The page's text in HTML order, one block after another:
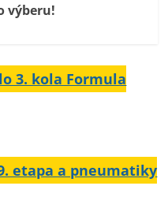
výberu!
3. kola Formula
etapa a pneumatiky